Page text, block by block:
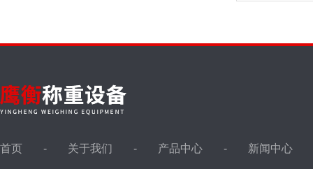
首页 关于我们 产品中心 新闻中心